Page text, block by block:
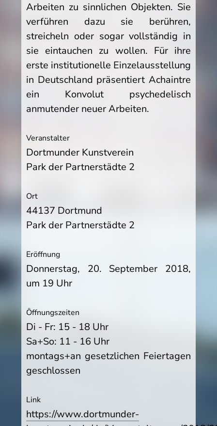
Arbeiten zu sinnlichen Objekten. Sie
verführen dazu sie berühren,
streicheln oder sogar vollständig in
sie eintauchen zu wollen. Für ihre
erste institutionelle Einzelausstellung
in Deutschland präsentiert Achaintre
ein Konvolut psychedelisch
anmutender neuer Arbeiten.
Veranstalter
Dortmunder Kunstverein
Park der Partnerstädte 2
Ort
44137 Dortmund
Park der Partnerstädte 2
Eröffnung
Donnerstag, 20. September 2018,
um 19 Uhr
Öffnungszeiten
Di - Fr: 15 - 18 Uhr
Sa+So: 11 - 16 Uhr
montags+an gesetzlichen Feiertagen
geschlossen
Link
https://www.dortmunder-